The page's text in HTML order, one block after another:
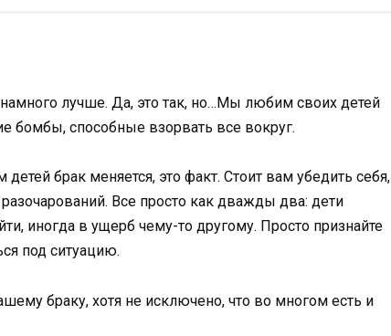
лучше. Да, это так, но…Мы любим своих детей
бомбы, способные взорвать все вокруг.
брак меняется, это факт. Стоит вам убедить себя,
разочарований. Все просто как дважды два: дети
иногда в ущерб чему-то другому. Просто признайте
под ситуацию.
браку, хотя не исключено, что во многом есть и